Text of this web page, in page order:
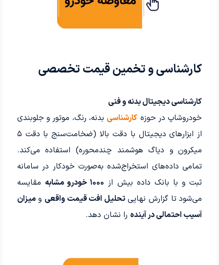
کارشناسی و تخمین قیمت تخصصی
کارشناسی دیجیتال بدنه و فنی
خودروشاپ در حوزه کارشناسی بدنه، رنگ، موتور و جلوبندی
از ابزارهای دیجیتال با دقت بالا (ضخامت‌سنج با دقت ۵
میکرون و دیاگ هوشمند چندمحوره) استفاده می‌کند.
تمامی داده‌های استخراج‌شده به‌صورت خودکار در سامانه
ثبت و با بانک داده بیش از ۱۰۰۰ خودرو مشابه
مقایسه
می‌شود تا گزارش نهاییتحلیل افت قیمت واقعی ومیزان
آسیب احتمالی در آینده را نشان دهد.